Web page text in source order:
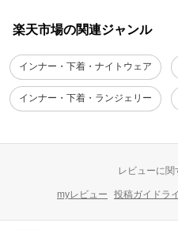
楽天市場の関連ジャンル
インナー・下着・ナイトウェア
インナー・下着・ランジェリー
レビューに
myレビュー 投稿ガイドラ